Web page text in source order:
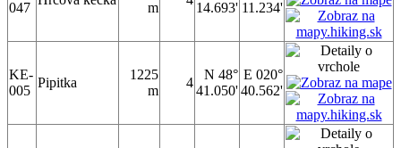
047
m
14.693' 11.234'
KE-
005
Pipitka
1225
m
4
N 48°
41.050'
E 020°
40.562'